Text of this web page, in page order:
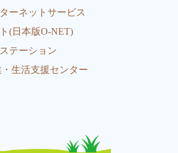
ーネットサービス
(日本版O-NET)
テーション
生活支援センター